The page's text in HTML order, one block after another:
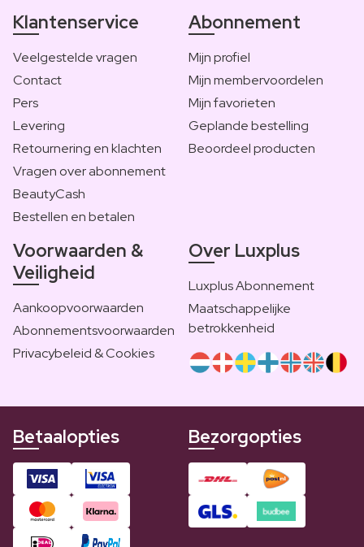
Klantenservice
Veelgestelde vragen
Contact
Pers
Levering
Retournering en klachten
Vragen over abonnement
BeautyCash
Bestellen en betalen
Abonnement
Mijn profiel
Mijn membervoordelen
Mijn favorieten
Geplande bestelling
Beoordeel producten
Voorwaarden &
Veiligheid
Aankoopvoorwaarden
Abonnementsvoorwaarden
Privacybeleid & Cookies
Over Luxplus
Luxplus Abonnement
Maatschappelijke
betrokkenheid
Betaalopties Bezorgopties